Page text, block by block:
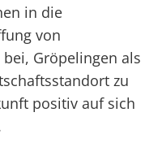
in die
von
Gröpelingen als
zu
positiv auf sich